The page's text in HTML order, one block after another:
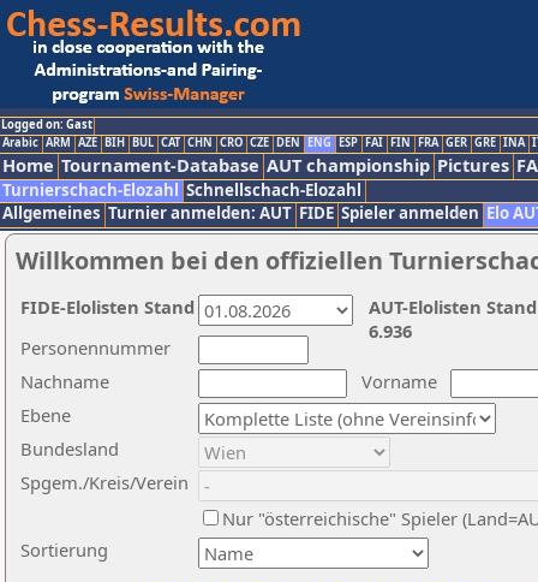
Logged on: Gast
Arabic ARM AZE BIH BUL CAT CHN CRO CZE DEN ENG ESP FAI FIN FRA GER GRE INA
Home Tournament-Database AUT championship Pictures
Turnierschach-Elozahl Schnellschach-Elozahl
Allgemeines Turnier anmelden: AUT FIDE Spieler anmelden Elo
Willkommen bei den offiziellen
Nachname
Vorname
Ebene
Sortierung
Personennummer
Bundesland
Spgem./Kreis/Verein
Nur "österreichische" Spieler
AUT-Elolisten
6.936
FIDE-Elolisten Stand